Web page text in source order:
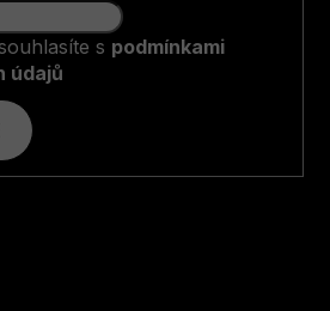
s podmínkami
údajů